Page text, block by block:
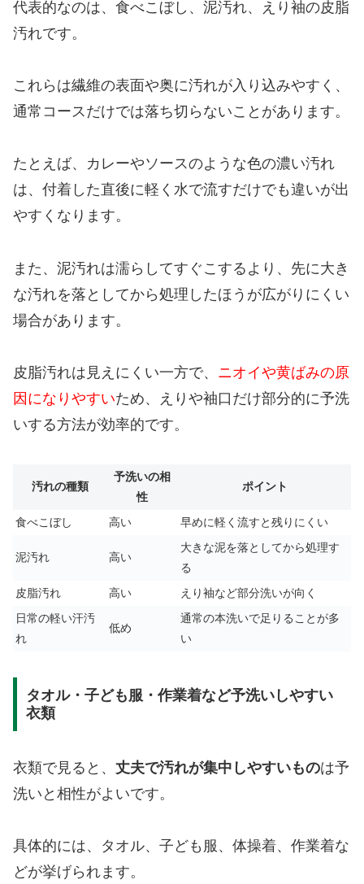
代表的なのは、食べこぼし、泥汚れ、えり袖の皮脂
汚れです。
これらは繊維の表面や奥に汚れが入り込みやすく、
通常コースだけでは落ち切らないことがあります。
たとえば、カレーやソースのような色の濃い汚れ
は、付着した直後に軽く水で流すだけでも違いが出
やすくなります。
また、泥汚れは濡らしてすぐこするより、先に大き
な汚れを落としてから処理したほうが広がりにくい
場合があります。
皮脂汚れは見えにくい一方で、 ニオイや黄ばみの原
因になりやすいため、えりや袖口だけ部分的に予洗
いする方法が効率的です。
汚れの種類
予洗いの相
性
ポイント
食べこぼし 高い 早めに軽く流すと残りにくい
泥汚れ 高い
大きな泥を落としてから処理す
る
皮脂汚れ
高い
えり袖など部分洗いが向く
日常の軽い汗汚
れ
低め
通常の本洗いで足りることが多
い
タオル・子ども服・作業着など予洗いしやすい
衣類
衣類で見ると、 丈夫で汚れが集中しやすいものは予
洗いと相性がよいです。
具体的には、タオル、子ども服、体操着、作業着な
どが挙げられます。